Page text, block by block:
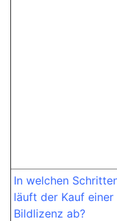
In welchen
läuft der Kauf einer
Bildlizenz ab?